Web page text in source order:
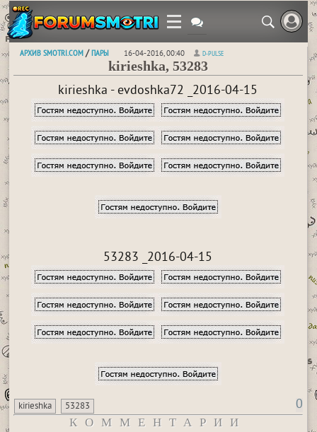
АРХИВ SMOTRI.COM /ПАРЫ 16-04-2016, 00:40 D-PULSE
kirieshka, 53283
kirieshka - evdoshka72 _2016-04-15
53283 _2016-04-15
kirieshka 53283 0
КОММЕНТАРИИ